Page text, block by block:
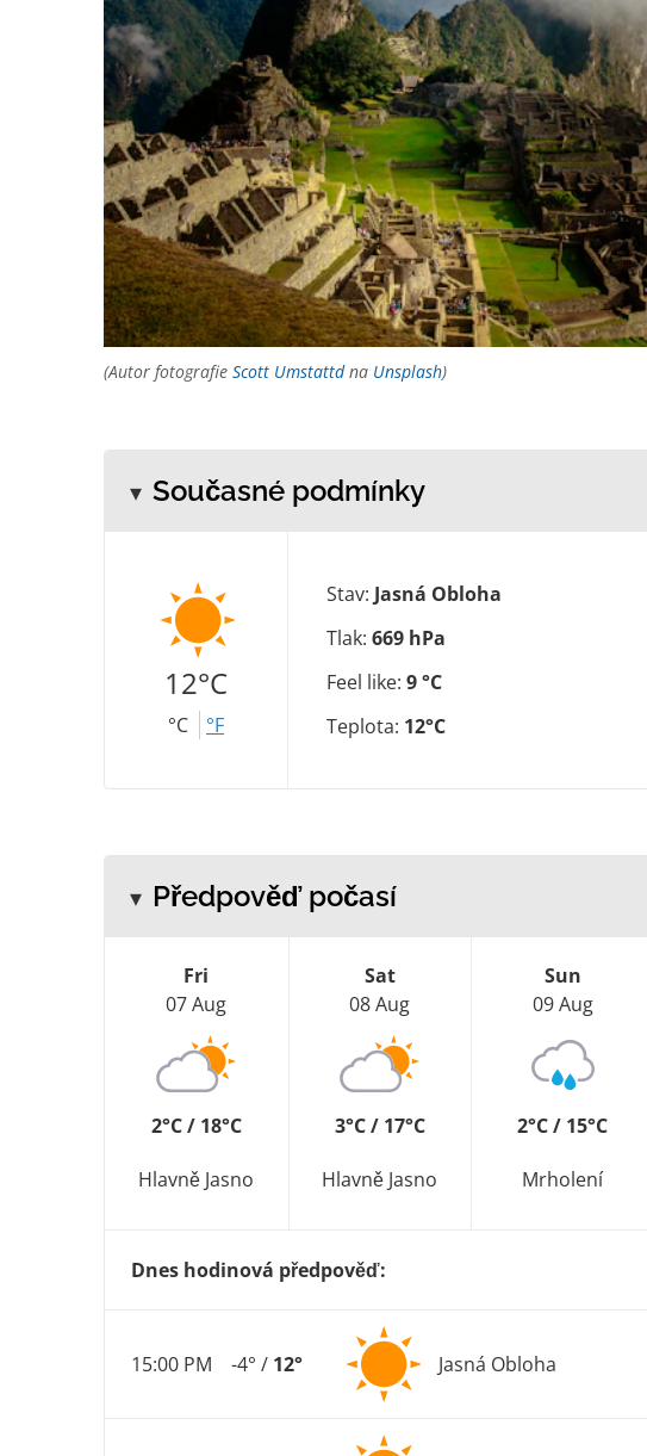
(Autor fotografie Scott Umstattdna Unsplash)
Současné podmínky
12°C
°C °F
Stav: Jasná Obloha
Tlak: 669 hPa
Feel like: 9 °C
Teplota: 12°C
Předpověď počasí
Fri
07 Aug
2°C / 18°C
Hlavně Jasno
Sat
08 Aug
3°C / 17°C
Hlavně Jasno
Sun
09 Aug
2°C / 15°C
Mrholení
Dnes hodinová předpověď:
15:00 PM -4° / 12° Jasná Obloha